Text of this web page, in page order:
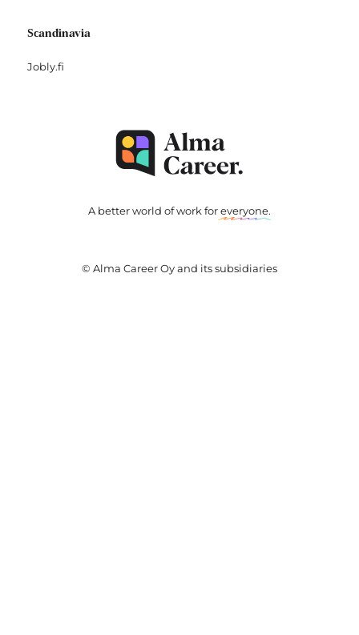
Scandinavia
Jobly.fi
A better world of work foreveryone.
© Alma Career Oy and its subsidiaries